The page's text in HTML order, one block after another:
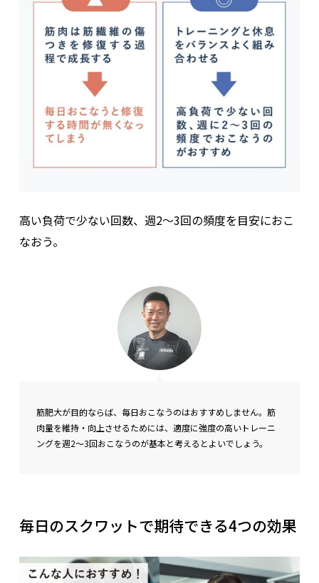
高い負荷で少ない回数、週2〜3回の頻度を目安におこ
なおう。
筋肥大が目的ならば、毎日おこなうのはおすすめしません。筋
肉量を維持・向上させるためには、適度に強度の高いトレーニ
ングを週2～3回おこなうのが基本と考えるとよいでしょう。
毎日のスクワットで期待できる4つの効果